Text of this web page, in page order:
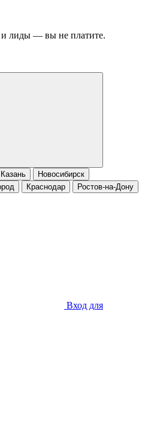
и лиды — вы не платите.
Казань
Новосибирск
Краснодар
Ростов-на-Дону
Вход для